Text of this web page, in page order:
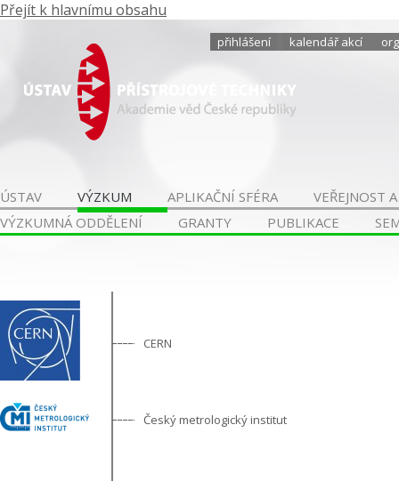
Přejít k hlavnímu obsahu
přihlášení kalendář akcí
ÚSTAV VÝZKUM APLIKAČNÍ SFÉRA
VEŘEJNOST
VÝZKUMNÁ ODDĚLENÍ
GRANTY PUBLIKACE
CERN
Český metrologický institut